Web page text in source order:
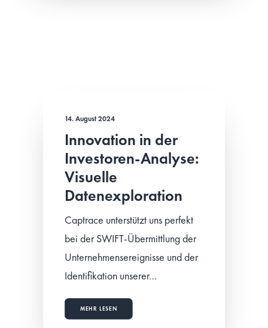
14. August 2024
Innovation in der
Investoren-Analyse:
Visuelle
Datenexploration
Captrace unterstützt uns perfekt
bei der SWIFT-Übermittlung der
Unternehmensereignisse und der
Identifikation unserer…
MEHR LESEN